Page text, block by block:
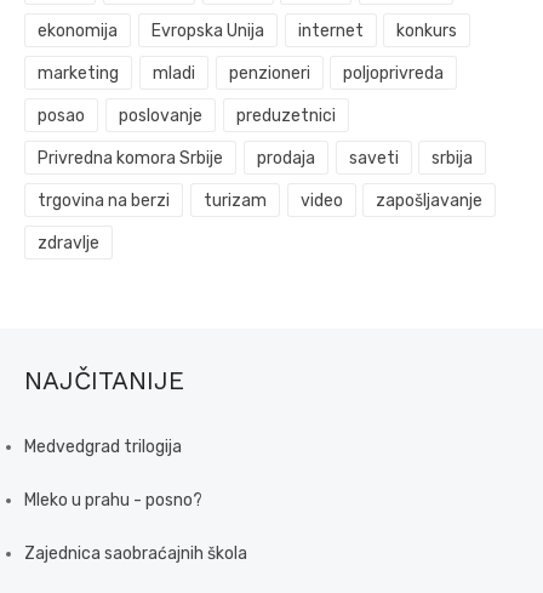
ekonomija Evropska Unija internet konkurs
marketing mladi penzioneri poljoprivreda
posao poslovanje preduzetnici
Privredna komora Srbije prodaja saveti srbija
trgovina na berzi turizam video zapošljavanje
zdravlje
NAJČITANIJE
Medvedgrad trilogija
Mleko u prahu - posno?
Zajednica saobraćajnih škola